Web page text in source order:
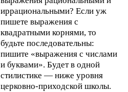
иррациональными? Если уж
пишете выражения с
квадратными корнями, то
будьте последовательны:
пишите «выражения с числами
и буквами». Будет в одной
стилистике — ниже уровня
церковно-приходской школы.